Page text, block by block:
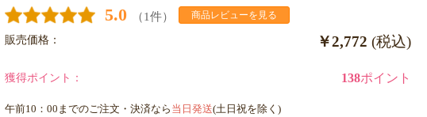
5.0 （1件） 商品レビューを見る
販売価格： ￥2,772 (税込)
獲得ポイント： 138ポイント
午前10：00までのご注文・決済なら 当日発送(土日祝を除く)